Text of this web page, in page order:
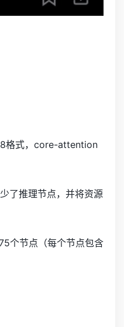
格式，core-attention
了推理节点，并将资源
个节点（每个节点包含